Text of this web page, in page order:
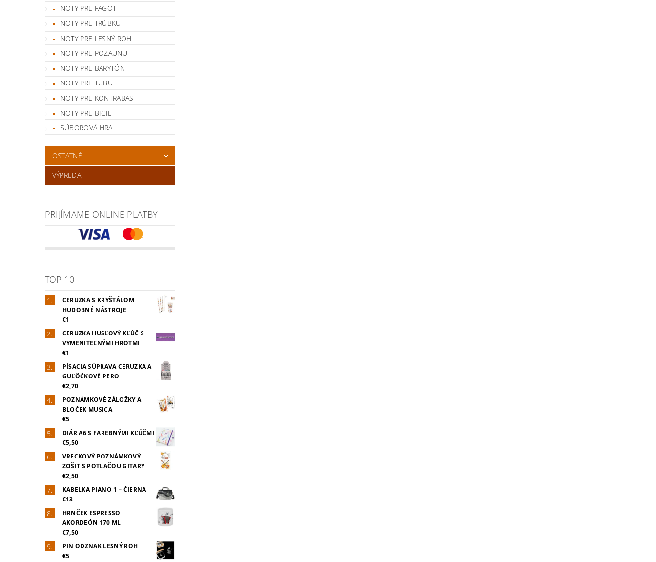
NOTY PRE FAGOT
NOTY PRE TRÚBKU
NOTY PRE LESNÝ ROH
NOTY PRE POZAUNU
NOTY PRE BARYTÓN
NOTY PRE TUBU
NOTY PRE KONTRABAS
NOTY PRE BICIE
SÚBOROVÁ HRA
OSTATNÉ
VÝPREDAJ
PRIJÍMAME ONLINE PLATBY
TOP 10
CERUZKA S KRYŠTÁLOM
HUDOBNÉ NÁSTROJE
€1
CERUZKA HUSĽOVÝ KĽÚČ S
VYMENITEĽNÝMI HROTMI
€1
PÍSACIA SÚPRAVA CERUZKA A
GUĽÔČKOVÉ PERO
€2,70
POZNÁMKOVÉ ZÁLOŽKY A
BLOČEK MUSICA
€5
DIÁR A6 S FAREBNÝMI KĽÚČMI
€5,50
VRECKOVÝ POZNÁMKOVÝ
ZOŠIT S POTLAČOU GITARY
€2,50
KABELKA PIANO 1 – ČIERNA
€13
HRNČEK ESPRESSO
AKORDEÓN 170 ML
€7,50
PIN ODZNAK LESNÝ ROH
€5